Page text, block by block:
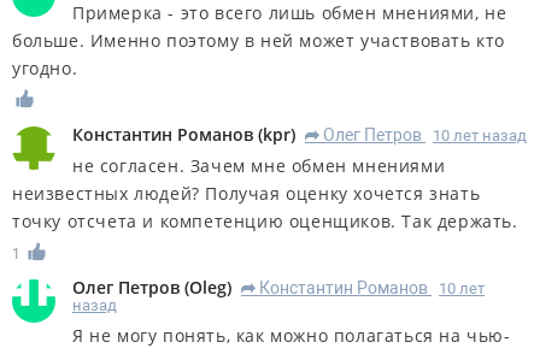
Примерка - это всего лишь обмен мнениями, не
больше. Именно поэтому в ней может участвовать кто
угодно.
Константин Романов (kpr) R Олег Петров 10 лет назад
не согласен. Зачем мне обмен мнениями
неизвестных людей? Получая оценку хочется знать
точку отсчета и компетенцию оценщиков. Так держать.
1
Олег Петров (Oleg) R Константин Романов
10 лет
назад
Я не могу понять, как можно полагаться на чью-